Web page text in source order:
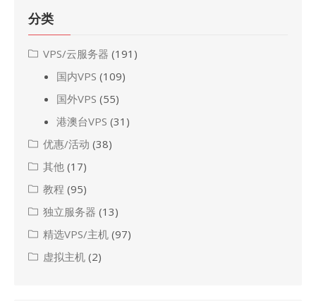
分类
VPS/云服务器 (191)
国内VPS (109)
国外VPS (55)
港澳台VPS (31)
优惠/活动 (38)
其他 (17)
教程 (95)
独立服务器 (13)
精选VPS/主机 (97)
虚拟主机 (2)